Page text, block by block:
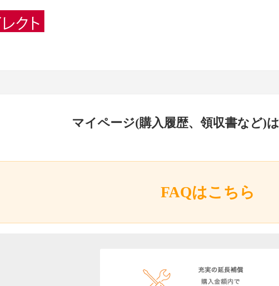
マイページ(購入履歴、領収書など)は
FAQはこちら